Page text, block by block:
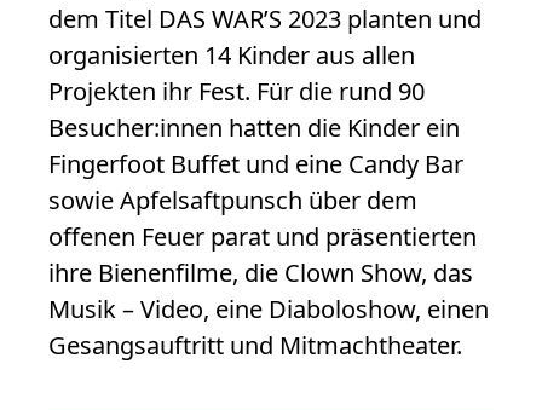
dem Titel DAS WAR’S 2023 planten und
organisierten 14 Kinder aus allen
Projekten ihr Fest. Für die rund 90
Besucher:innen hatten die Kinder ein
Fingerfoot Buffet und eine Candy Bar
sowie Apfelsaftpunsch über dem
offenen Feuer parat und präsentierten
ihre Bienenfilme, die Clown Show, das
Musik – Video, eine Diaboloshow, einen
Gesangsauftritt und Mitmachtheater.